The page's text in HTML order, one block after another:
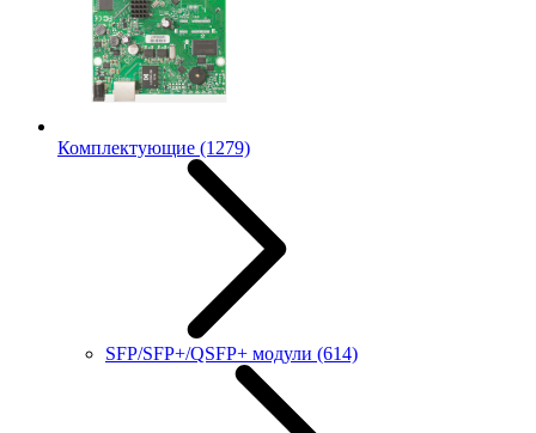
Комплектующие (1279)
SFP/SFP+/QSFP+ модули (614)